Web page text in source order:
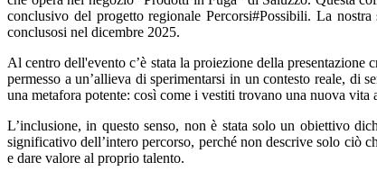
conclusivo del progetto regionale Percorsi#Possibili. La
conclusosi nel dicembre 2025.
Al centro dell'evento c’è stata la proiezione della presentazione
permesso a un’allieva di sperimentarsi in un contesto reale,
una metafora potente: così come i vestiti trovano una nuova
L’inclusione, in questo senso, non è stata solo un obiettivo
significativo dell’intero percorso, perché non descrive solo ciò
e dare valore al proprio talento.